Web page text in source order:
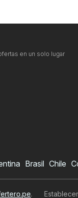
en un solo lugar
Brasil Chile
.